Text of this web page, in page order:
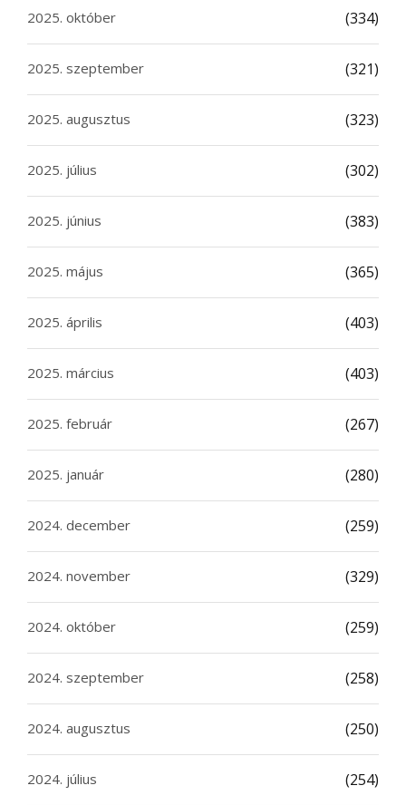
2025. október (334)
2025. szeptember (321)
2025. augusztus (323)
2025. július (302)
2025. június (383)
2025. május (365)
2025. április (403)
2025. március (403)
2025. február (267)
2025. január (280)
2024. december (259)
2024. november (329)
2024. október (259)
2024. szeptember (258)
2024. augusztus (250)
2024. július (254)